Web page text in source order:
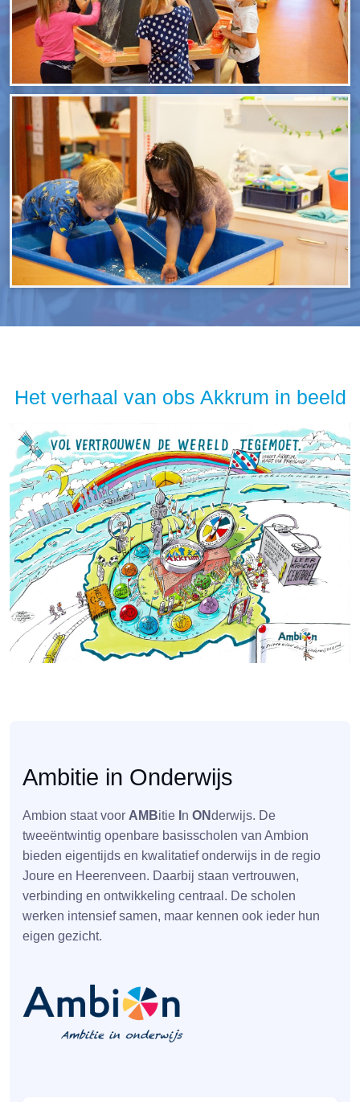
Het verhaal van obs Akkrum in beeld
Ambitie in Onderwijs
Ambion staat voor AMBitie n ONderwijs. De
tweeëntwintig openbare basisscholen van Ambion
bieden eigentijds en kwalitatief onderwijs in de regio
Joure en Heerenveen. Daarbij staan vertrouwen,
verbinding en ontwikkeling centraal. De scholen
werken intensief samen, maar kennen ook ieder hun
eigen gezicht.